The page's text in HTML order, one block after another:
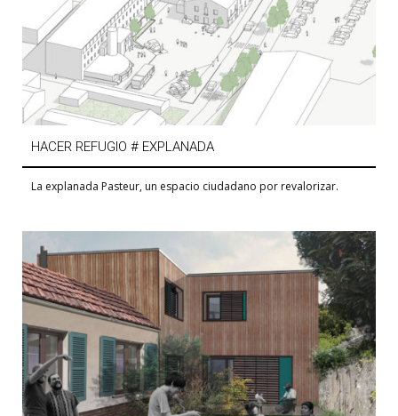
HACER REFUGIO # EXPLANADA
La explanada Pasteur, un espacio ciudadano por revalorizar.